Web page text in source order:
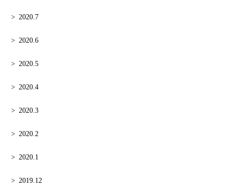
2020.7
2020.6
2020.5
2020.4
2020.3
2020.2
2020.1
2019.12